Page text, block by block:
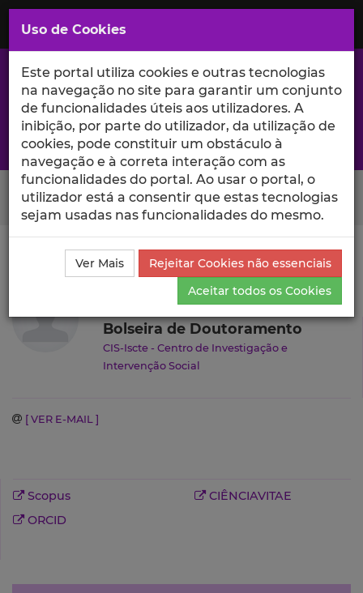
Saltar
para
Conteúdo
Principal
A excelência da investigação e ciência no Iscte
Search Button
Ciência_Iscte Autores Rita Moura Currículo
Rita Moura
Bolseira de Doutoramento
CIS-Iscte - Centro de Investigação e
Intervenção Social
[ VER E-MAIL ]
Scopus
CIÊNCIAVITAE
ORCID
Uso de Cookies
Este portal utiliza cookies e outras tecnologias
na navegação no site para garantir um conjunto
de funcionalidades úteis aos utilizadores. A
inibição, por parte do utilizador, da utilização de
cookies, pode constituir um obstáculo à
navegação e à correta interação com as
funcionalidades do portal. Ao usar o portal, o
utilizador está a consentir que estas tecnologias
sejam usadas nas funcionalidades do mesmo.
Ver Mais
Rejeitar Cookies não essenciais
Aceitar todos os Cookies